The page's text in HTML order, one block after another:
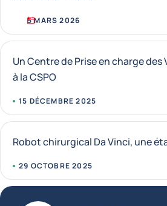
5 MARS 2026
Un Centre de Prise en charge des
à la CSPO
15 DÉCEMBRE 2025
Robot chirurgical Da Vinci, une
29 OCTOBRE 2025